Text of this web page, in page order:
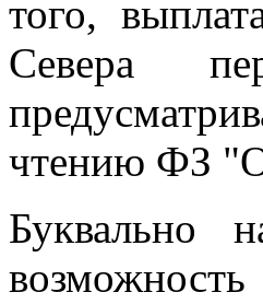
того,
Севера
чтению ФЗ
Буквально